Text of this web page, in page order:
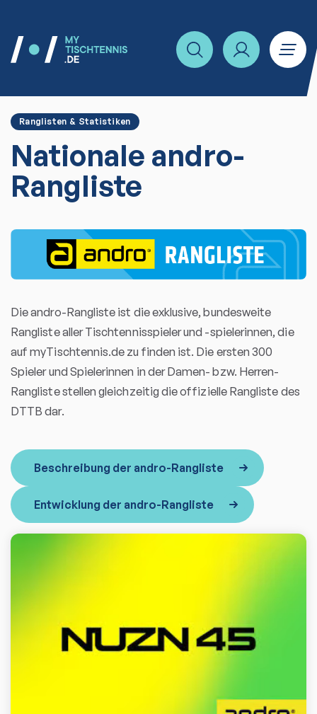
Ranglisten & Statistiken
Nationale andro-
Rangliste
Die andro-Rangliste ist die exklusive, bundesweite
Rangliste aller Tischtennisspieler und -spielerinnen, die
auf myTischtennis.de zu finden ist. Die ersten 300
Spieler und Spielerinnen in der Damen- bzw. Herren-
Rangliste stellen gleichzeitig die offizielle Rangliste des
DTTB dar.
Beschreibung der andro-Rangliste
Entwicklung der andro-Rangliste